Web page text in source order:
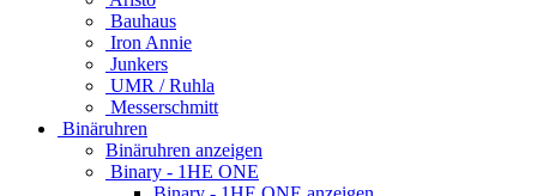
Bauhaus
Iron Annie
Junkers
UMR / Ruhla
Messerschmitt
Binäruhren
Binäruhren anzeigen
Binary - 1HE ONE